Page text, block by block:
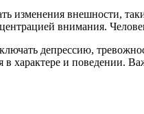
изменения внешности,
внимания.
депрессию,
характере и поведении.